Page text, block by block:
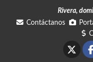
Rivera,
Contáctanos